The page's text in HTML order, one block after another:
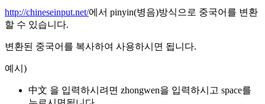
http://chineseinput.net/에서 pinyin(병음)방식으로 중국어를 변환
할 수 있습니다.
변환된 중국어를 복사하여 사용하시면 됩니다.
예시)
中文 을 입력하시려면 zhongwen을 입력하시고 space를